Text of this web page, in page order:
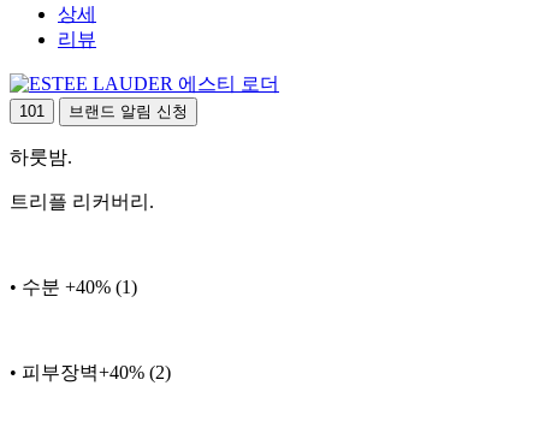
상세
리뷰
에스티 로더
101 브랜드 알림 신청
하룻밤.
트리플 리커버리.
• 수분 +40% (1)
• 피부장벽+40% (2)